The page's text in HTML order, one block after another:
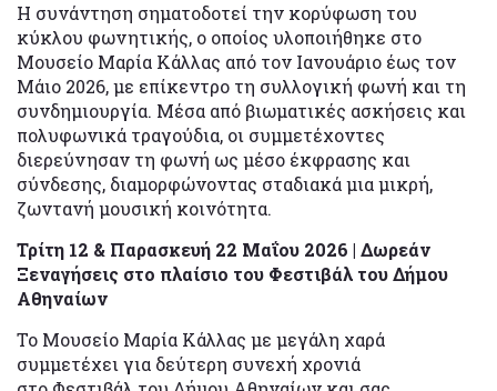
Η συνάντηση σηματοδοτεί την κορύφωση του
κύκλου φωνητικής, ο οποίος υλοποιήθηκε στο
Μουσείο Μαρία Κάλλας από τον Ιανουάριο έως τον
Μάιο 2026, με επίκεντρο τη συλλογική φωνή και τη
συνδημιουργία. Μέσα από βιωματικές ασκήσεις και
πολυφωνικά τραγούδια, οι συμμετέχοντες
διερεύνησαν τη φωνή ως μέσο έκφρασης και
σύνδεσης, διαμορφώνοντας σταδιακά μια μικρή,
ζωντανή μουσική κοινότητα.
Τρίτη 12 & Παρασκευή 22 Μαΐου 2026 | Δωρεάν
Ξεναγήσεις στο πλαίσιο του Φεστιβάλ του Δήμου
Αθηναίων
Το Μουσείο Μαρία Κάλλας με μεγάλη χαρά
συμμετέχει για δεύτερη συνεχή χρονιά